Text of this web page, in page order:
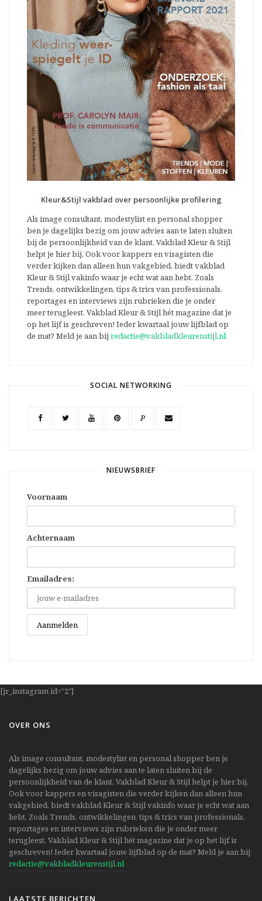
Kleur&Stijl vakblad over persoonlijke profilering
Als image consultant, modestylist en personal shopper
ben je dagelijks bezig om jouw advies aan te laten sluiten
bij de persoonlijkheid van de klant. Vakblad Kleur & Stijl
helpt je hier bij. Ook voor kappers en visagisten die
verder kijken dan alleen hun vakgebied, biedt vakblad
Kleur & Stijl vakinfo waar je echt wat aan hebt. Zoals
Trends, ontwikkelingen, tips & trics van professionals,
reportages en interviews zijn rubrieken die je onder
meer terugleest. Vakblad Kleur & Stijl hét magazine dat je
op het lijf is geschreven! Ieder kwartaal jouw lijfblad op
de mat? Meld je aan bij redactie@vakbladkleurenstijl.nl
SOCIAL NETWORKING
P
NIEUWSBRIEF
Voornaam
Achternaam
Emailadres:
[jr_instagram id="2"]
OVER ONS
Als image consultant, modestylist en personal shopper ben je
dagelijks bezig om jouw advies aan te laten sluiten bij de
persoonlijkheid van de klant. Vakblad Kleur & Stijl helpt je hier bij.
Ook voor kappers en visagisten die verder kijken dan alleen hun
vakgebied, biedt vakblad Kleur & Stijl vakinfo waar je echt wat aan
hebt. Zoals Trends, ontwikkelingen, tips & trics van professionals,
reportages en interviews zijn rubrieken die je onder meer
terugleest. Vakblad Kleur & Stijl hét magazine dat je op het lijf is
geschreven! Ieder kwartaal jouw lijfblad op de mat? Meld je aan bij
redactie@vakbladkleurenstijl.nl
LAATSTE BERICHTEN